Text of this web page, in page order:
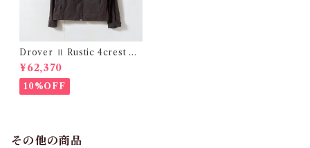
Drover Ⅱ Rustic 4crest La
rge @2002 e2686c
¥62,370
10%OFF
その他の商品